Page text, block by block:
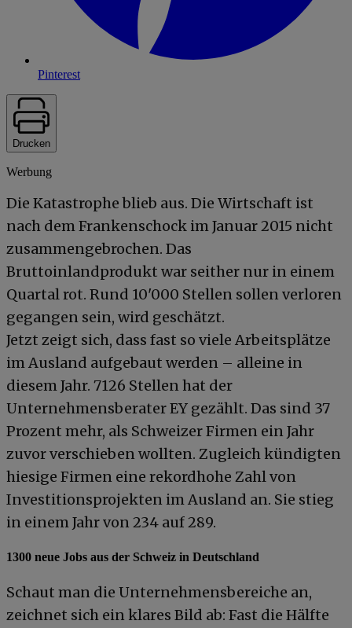
Pinterest
Drucken
Werbung
Die Katastrophe blieb aus. Die Wirtschaft ist
nach dem Frankenschock im Januar 2015 nicht
zusammengebrochen. Das
Bruttoinlandprodukt war seither nur in einem
Quartal rot. Rund 10'000 Stellen sollen verloren
gegangen sein, wird geschätzt.
Jetzt zeigt sich, dass fast so viele Arbeitsplätze
im Ausland aufgebaut werden – alleine in
diesem Jahr. 7126 Stellen hat der
Unternehmensberater EY gezählt. Das sind 37
Prozent mehr, als Schweizer Firmen ein Jahr
zuvor verschieben wollten. Zugleich kündigten
hiesige Firmen eine rekordhohe Zahl von
Investitionsprojekten im Ausland an. Sie stieg
in einem Jahr von 234 auf 289.
1300 neue Jobs aus der Schweiz in Deutschland
Schaut man die Unternehmensbereiche an,
zeichnet sich ein klares Bild ab: Fast die Hälfte